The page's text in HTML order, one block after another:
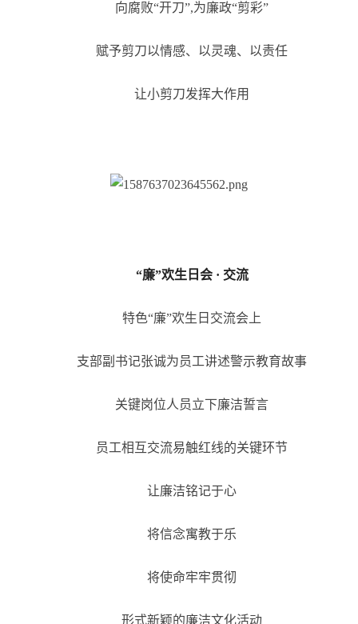
向腐败“开刀”,为廉政“剪彩”
赋予剪刀以情感、以灵魂、以责任
让小剪刀发挥大作用
“廉”欢生日会 · 交流
特色“廉”欢生日交流会上
支部副书记张诚为员工讲述警示教育故事
关键岗位人员立下廉洁誓言
员工相互交流易触红线的关键环节
让廉洁铭记于心
将信念寓教于乐
将使命牢牢贯彻
形式新颖的廉洁文化活动